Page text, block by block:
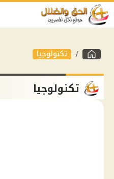
تكنولوجيا
تكنولوجيا